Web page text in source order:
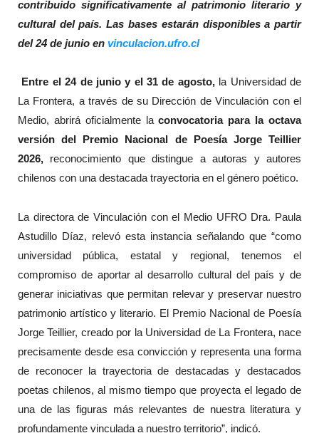
contribuido significativamente al patrimonio literario y
cultural del país. Las bases estarán disponibles a partir
del 24 de junio en vinculacion.ufro.cl
Entre el 24 de junio y el 31 de agosto,la Universidad de
La Frontera, a través de su Dirección de Vinculación con el
Medio, abrirá oficialmente laconvocatoria para la octava
versión del Premio Nacional de Poesía Jorge Teillier
2026,reconocimiento que distingue a autoras y autores
chilenos con una destacada trayectoria en el género poético.
La directora de Vinculación con el Medio UFRO Dra. Paula
Astudillo Díaz, relevó esta instancia señalando que “como
universidad pública, estatal y regional, tenemos el
compromiso de aportar al desarrollo cultural del país y de
generar iniciativas que permitan relevar y preservar nuestro
patrimonio artístico y literario. El Premio Nacional de Poesía
Jorge Teillier, creado por la Universidad de La Frontera, nace
precisamente desde esa convicción y representa una forma
de reconocer la trayectoria de destacadas y destacados
poetas chilenos, al mismo tiempo que proyecta el legado de
una de las figuras más relevantes de nuestra literatura y
profundamente vinculada a nuestro territorio”, indicó.